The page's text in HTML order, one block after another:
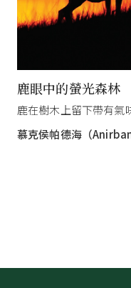
鹿眼中的螢光森林
鹿在樹木上留下帶有氣
慕克侯帕德海（